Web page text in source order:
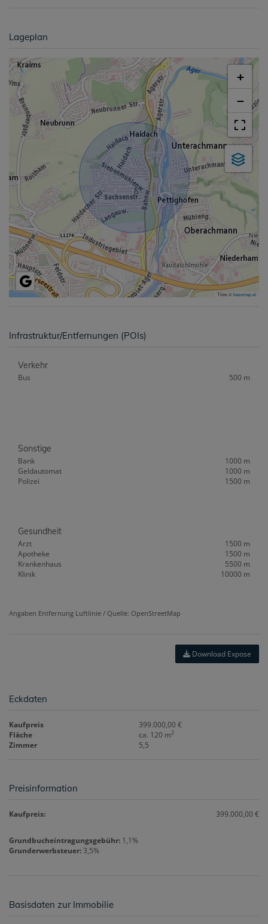
Lageplan
+
−
Tiles ©basemap.at
Infrastruktur/Entfernungen (POIs)
Verkehr
Bus 500 m
Sonstige
Bank
1000 m
Geldautomat
1000 m
Polizei
1500 m
Gesundheit
Arzt
1500 m
Apotheke
1500 m
Krankenhaus
5500 m
Klinik
10000 m
Angaben Entfernung Luftlinie / Quelle: OpenStreetMap
Download Expose
Eckdaten
Kaufpreis
399.000,00 €
Fläche
ca. 120 m2
Zimmer 5,5
Preisinformation
Kaufpreis: 399.000,00 €
Grundbucheintragungsgebühr: 1,1%
Grunderwerbsteuer: 3,5%
Basisdaten zur Immobilie